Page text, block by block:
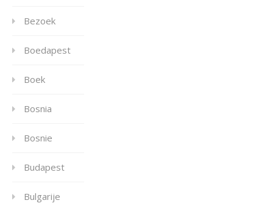
Bezoek
Boedapest
Boek
Bosnia
Bosnie
Budapest
Bulgarije